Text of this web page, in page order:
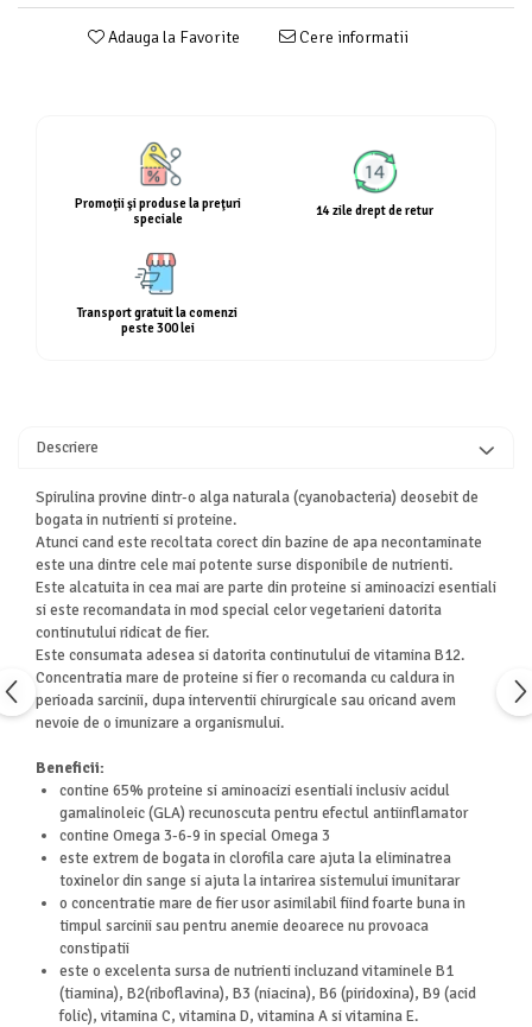
Adauga la Favorite Cere informatii
Promoţii şi produse la preţuri
speciale
14 zile drept de retur
Transport gratuit la comenzi
peste 300 lei
Descriere
Spirulina provine dintr-o alga naturala (cyanobacteria) deosebit de
bogata in nutrienti si proteine.
Atunci cand este recoltata corect din bazine de apa necontaminate
este una dintre cele mai potente surse disponibile de nutrienti.
Este alcatuita in cea mai are parte din proteine si aminoacizi esentiali
si este recomandata in mod special celor vegetarieni datorita
continutului ridicat de fier.
Este consumata adesea si datorita continutului de vitamina B12.
Concentratia mare de proteine si fier o recomanda cu caldura in
perioada sarcinii, dupa interventii chirurgicale sau oricand avem
nevoie de o imunizare a organismului.
Beneficii:
contine 65% proteine si aminoacizi esentiali inclusiv acidul
gamalinoleic (GLA) recunoscuta pentru efectul antiinflamator
contine Omega 3-6-9 in special Omega 3
este extrem de bogata in clorofila care ajuta la eliminatrea
toxinelor din sange si ajuta la intarirea sistemului imunitarar
o concentratie mare de fier usor asimilabil fiind foarte buna in
timpul sarcinii sau pentru anemie deoarece nu provoaca
constipatii
este o excelenta sursa de nutrienti incluzand vitaminele B1
(tiamina), B2(riboflavina), B3 (niacina), B6 (piridoxina), B9 (acid
folic), vitamina C, vitamina D, vitamina A si vitamina E.